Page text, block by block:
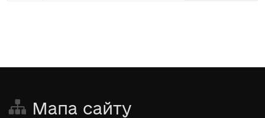
Мапа сайту